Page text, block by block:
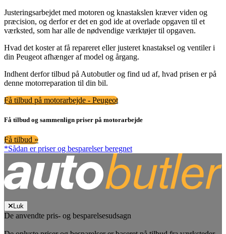
Justeringsarbejdet med motoren og knastakslen kræver viden og
præcision, og derfor er det en god ide at overlade opgaven til et
værksted, som har alle de nødvendige værktøjer til opgaven.
Hvad det koster at få repareret eller justeret knastaksel og ventiler i
din Peugeot afhænger af model og årgang.
Indhent derfor tilbud på Autobutler og find ud af, hvad prisen er på
denne motorreparation til din bil.
Få tilbud på motorarbejde - Peugeot
Få tilbud og sammenlign priser på motorarbejde
Få tilbud »
*Sådan er priser og besparelser beregnet
Luk
De anvendte pris- og besparelsesudsagn